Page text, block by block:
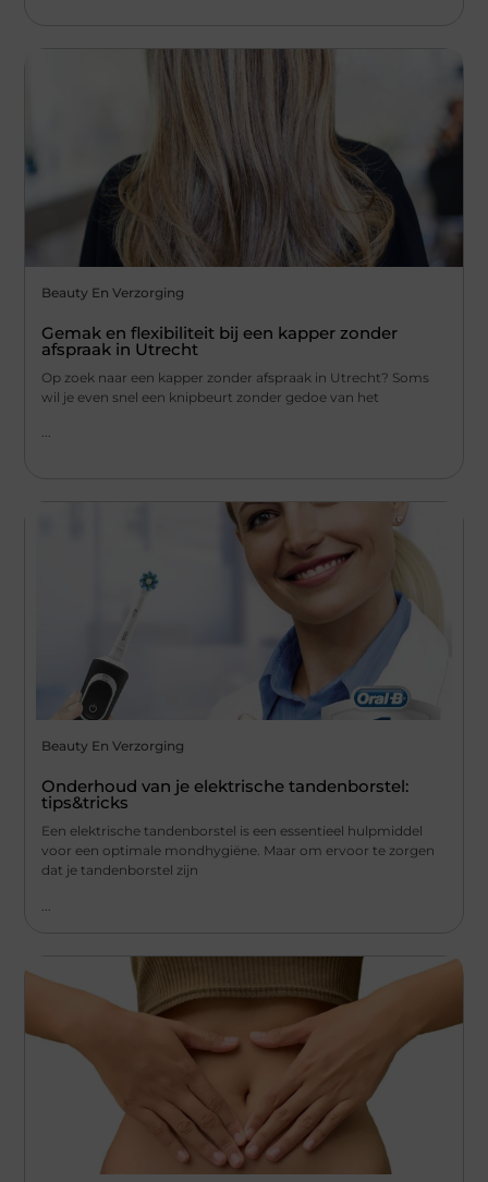
Beauty En Verzorging
Gemak en flexibiliteit bij een kapper zonder
afspraak in Utrecht
Op zoek naar een kapper zonder afspraak in Utrecht? Soms
wil je even snel een knipbeurt zonder gedoe van het
...
Beauty En Verzorging
Onderhoud van je elektrische tandenborstel:
tips&tricks
Een elektrische tandenborstel is een essentieel hulpmiddel
voor een optimale mondhygiëne. Maar om ervoor te zorgen
dat je tandenborstel zijn